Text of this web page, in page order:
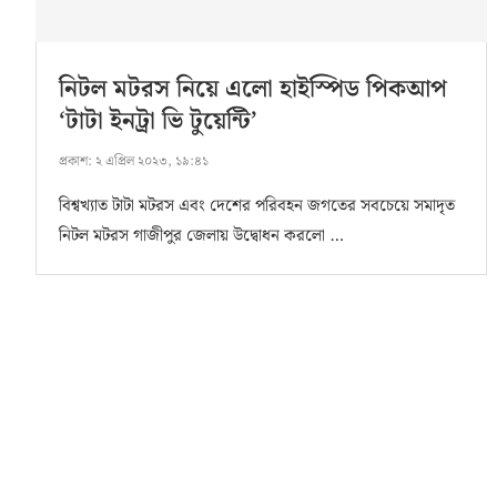
নিটল মটরস নিয়ে এলো হাইস্পিড পিকআপ
‘টাটা ইনট্রা ভি টুয়েন্টি’
প্রকাশ: ২ এপ্রিল ২০২৩, ১৯:৪১
বিশ্বখ্যাত টাটা মটরস এবং দেশের পরিবহন জগতের সবচেয়ে সমাদৃত
নিটল মটরস গাজীপুর জেলায় উদ্বোধন করলো …